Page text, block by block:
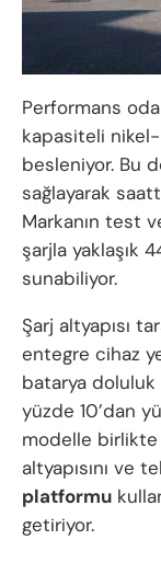
Performans
kapasiteli
besleniyor. Bu
sağlayarak
Markanın test
şarjla yaklaşık
sunabiliyor.
Şarj altyapısı
entegre cihaz
batarya doluluk
yüzde 10’dan
modelle
altyapısını ve
platformu
getiriyor.